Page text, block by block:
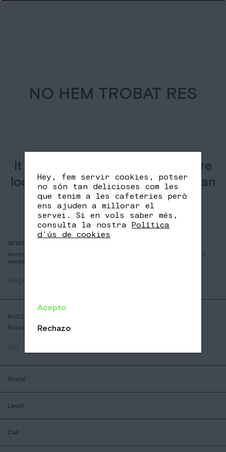
NO HEM TROBAT RES
It seems we can’t find what you’re
looking for. Perhaps searching can
help.
NEWSLETTER
Inscriviu-vos per rebre informació sobre nous cafès, esdeveniments i
vendes
BUSCADOR DE COFFESSHOPS
Busca la botiga nomad mes aprop teu
Social
Legal
Call
Hey, fem servir cookies, potser
no són tan delicioses com les
que tenim a les cafeteries però
ens ajuden a millorar el
servei. Si en vols saber més,
consulta la nostra Política
d'ús de cookies
Acepto
Rechazo